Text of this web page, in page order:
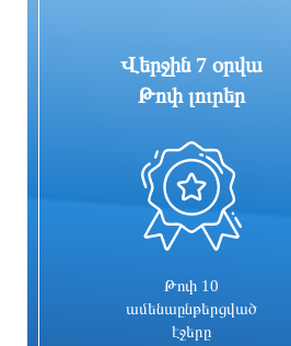
առթիվ
քրեական վարույթ
Սա կարելի է որպես
մարտահրավեր
Չուամենին և
գերադասում են
Վերջին 7 օրվա
Թոփ լուրեր
Թոփ 10
ամենաընթերցված
էջերը